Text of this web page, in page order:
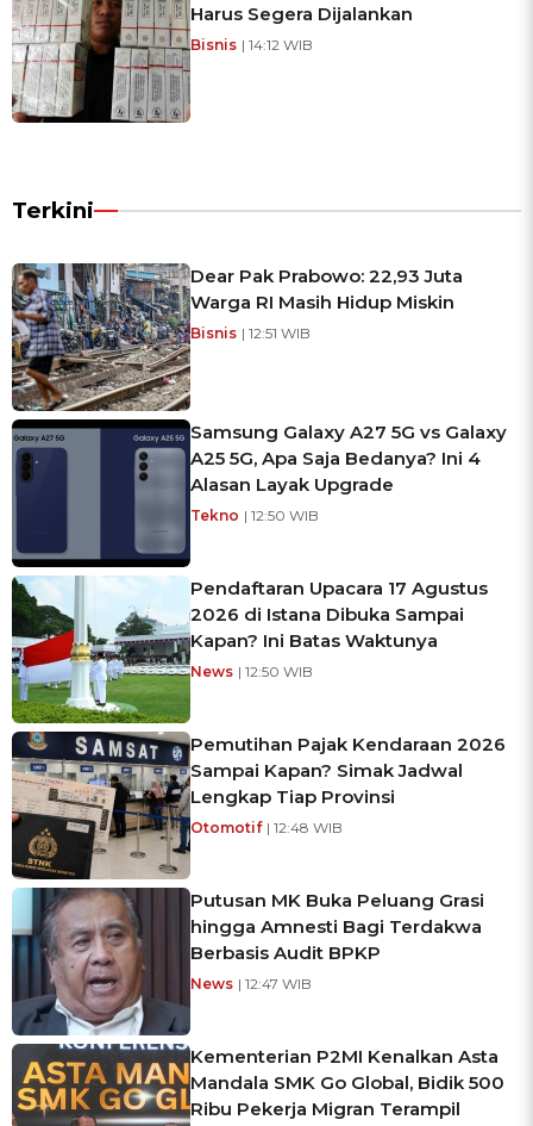
Harus Segera Dijalankan
Bisnis | 14:12 WIB
Terkini
Dear Pak Prabowo: 22,93 Juta
Warga RI Masih Hidup Miskin
Bisnis | 12:51 WIB
Samsung Galaxy A27 5G vs Galaxy
A25 5G, Apa Saja Bedanya? Ini 4
Alasan Layak Upgrade
Tekno | 12:50 WIB
Pendaftaran Upacara 17 Agustus
2026 di Istana Dibuka Sampai
Kapan? Ini Batas Waktunya
News | 12:50 WIB
Pemutihan Pajak Kendaraan 2026
Sampai Kapan? Simak Jadwal
Lengkap Tiap Provinsi
Otomotif | 12:48 WIB
Putusan MK Buka Peluang Grasi
hingga Amnesti Bagi Terdakwa
Berbasis Audit BPKP
News | 12:47 WIB
Kementerian P2MI Kenalkan Asta
Mandala SMK Go Global, Bidik 500
Ribu Pekerja Migran Terampil